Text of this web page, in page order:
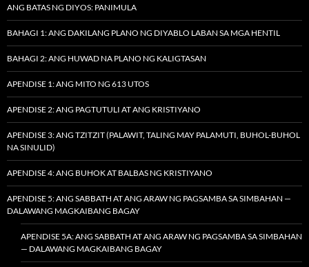
ANG BATAS NG DIYOS: PANIMULA
BAHAGI 1: ANG DAKILANG PLANO NG DIYABLO LABAN SA MGA HENTIL
BAHAGI 2: ANG HUWAD NA PLANO NG KALIGTASAN
APENDISE 1: ANG MITO NG 613 UTOS
APENDISE 2: ANG PAGTUTULI AT ANG KRISTIYANO
APENDISE 3: ANG TZITZIT (PALAWIT, TALING MAY PALAMUTI, BUHOL-BUHOL
NA SINULID)
APENDISE 4: ANG BUHOK AT BALBAS NG KRISTIYANO
APENDISE 5: ANG SABBATH AT ANG ARAW NG PAGSAMBA SA SIMBAHAN —
DALAWANG MAGKAIBANG BAGAY
APENDISE 5A: ANG SABBATH AT ANG ARAW NG PAGSAMBA SA SIMBAHAN
— DALAWANG MAGKAIBANG BAGAY